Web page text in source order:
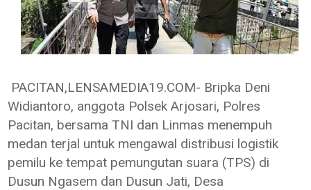
PACITAN,LENSAMEDIA19.COM- Bripka Deni
Widiantoro, anggota Polsek Arjosari, Polres
Pacitan, bersama TNI dan Linmas menempuh
medan terjal untuk mengawal distribusi logistik
pemilu ke tempat pemungutan suara (TPS) di
Dusun Ngasem dan Dusun Jati, Desa